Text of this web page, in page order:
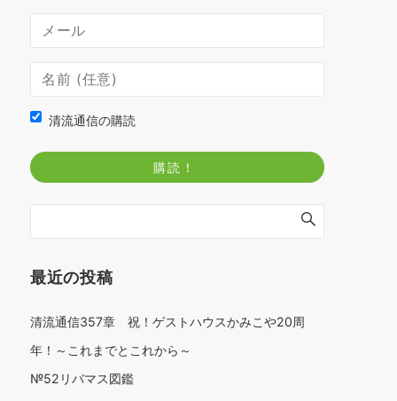
清流通信の購読
最近の投稿
清流通信357章 祝！ゲストハウスかみこや20周
年！～これまでとこれから～
№52リバマス図鑑